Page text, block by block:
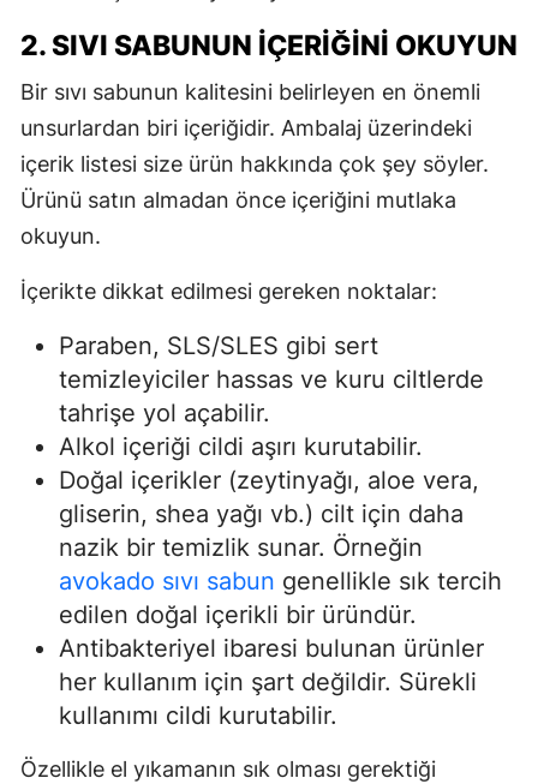
2. SIVI SABUNUN İÇERIĞINI OKUYUN
Bir sıvı sabunun kalitesini belirleyen en önemli
unsurlardan biri içeriğidir. Ambalaj üzerindeki
içerik listesi size ürün hakkında çok şey söyler.
Ürünü satın almadan önce içeriğini mutlaka
okuyun.
İçerikte dikkat edilmesi gereken noktalar:
Paraben, SLS/SLES gibi sert
temizleyiciler hassas ve kuru ciltlerde
tahrişe yol açabilir.
Alkol içeriği cildi aşırı kurutabilir.
Doğal içerikler (zeytinyağı, aloe vera,
gliserin, shea yağı vb.) cilt için daha
nazik bir temizlik sunar. Örneğin
avokado sıvı sabun genellikle sık tercih
edilen doğal içerikli bir üründür.
Antibakteriyel ibaresi bulunan ürünler
her kullanım için şart değildir. Sürekli
kullanımı cildi kurutabilir.
Özellikle el yıkamanın sık olması gerektiği